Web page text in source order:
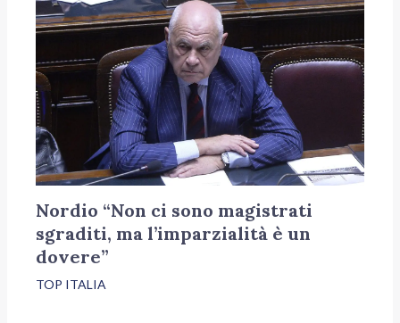
Nordio “Non ci sono magistrati
sgraditi, ma l’imparzialità è un
dovere”
TOP ITALIA